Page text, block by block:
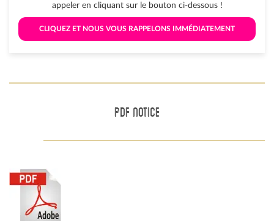
appeler en cliquant sur le bouton ci-dessous !
CLIQUEZ ET NOUS VOUS RAPPELONS IMMÉDIATEMENT
PDF NOTICE